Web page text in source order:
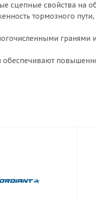
сцепные свойства на
тормозного
гранями